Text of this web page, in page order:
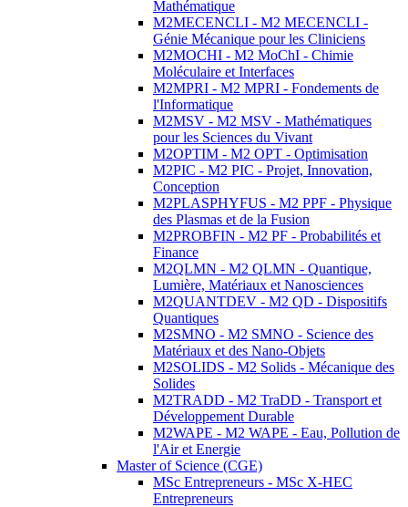
Mathématique
M2MECENCLI - M2 MECENCLI -
Génie Mécanique pour les Cliniciens
M2MOCHI - M2 MoChI - Chimie
Moléculaire et Interfaces
M2MPRI - M2 MPRI - Fondements de
l'Informatique
M2MSV - M2 MSV - Mathématiques
pour les Sciences du Vivant
M2OPTIM - M2 OPT - Optimisation
M2PIC - M2 PIC - Projet, Innovation,
Conception
M2PLASPHYFUS - M2 PPF - Physique
des Plasmas et de la Fusion
M2PROBFIN - M2 PF - Probabilités et
Finance
M2QLMN - M2 QLMN - Quantique,
Lumière, Matériaux et Nanosciences
M2QUANTDEV - M2 QD - Dispositifs
Quantiques
M2SMNO - M2 SMNO - Science des
Matériaux et des Nano-Objets
M2SOLIDS - M2 Solids - Mécanique des
Solides
M2TRADD - M2 TraDD - Transport et
Développement Durable
M2WAPE - M2 WAPE - Eau, Pollution de
l'Air et Energie
Master of Science (CGE)
MSc Entrepreneurs - MSc X-HEC
Entrepreneurs